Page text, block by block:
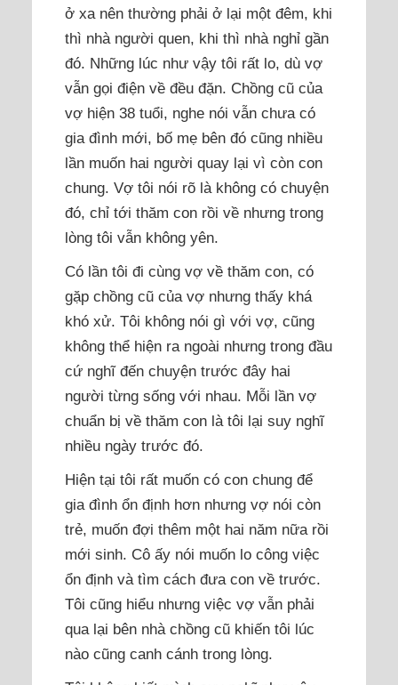
ở xa nên thường phải ở lại một đêm, khi
thì nhà người quen, khi thì nhà nghỉ gần
đó. Những lúc như vậy tôi rất lo, dù vợ
vẫn gọi điện về đều đặn. Chồng cũ của
vợ hiện 38 tuổi, nghe nói vẫn chưa có
gia đình mới, bố mẹ bên đó cũng nhiều
lần muốn hai người quay lại vì còn con
chung. Vợ tôi nói rõ là không có chuyện
đó, chỉ tới thăm con rồi về nhưng trong
lòng tôi vẫn không yên.
Có lần tôi đi cùng vợ về thăm con, có
gặp chồng cũ của vợ nhưng thấy khá
khó xử. Tôi không nói gì với vợ, cũng
không thể hiện ra ngoài nhưng trong đầu
cứ nghĩ đến chuyện trước đây hai
người từng sống với nhau. Mỗi lần vợ
chuẩn bị về thăm con là tôi lại suy nghĩ
nhiều ngày trước đó.
Hiện tại tôi rất muốn có con chung để
gia đình ổn định hơn nhưng vợ nói còn
trẻ, muốn đợi thêm một hai năm nữa rồi
mới sinh. Cô ấy nói muốn lo công việc
ổn định và tìm cách đưa con về trước.
Tôi cũng hiểu nhưng việc vợ vẫn phải
qua lại bên nhà chồng cũ khiến tôi lúc
nào cũng canh cánh trong lòng.